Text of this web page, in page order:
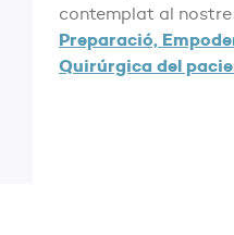
contemplat al nostre
Preparació,
Quirúrgica del